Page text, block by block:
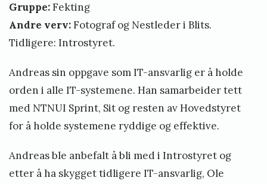
Gruppe:Fekting
Andre verv:Fotograf og Nestleder i Blits.
Tidligere: Introstyret.
Andreas sin oppgave som IT-ansvarlig er å holde
orden i alle IT-systemene. Han samarbeider tett
med NTNUI Sprint, Sit og resten av Hovedstyret
for å holde systemene ryddige og effektive.
Andreas ble anbefalt å bli med i Introstyret og
etter å ha skygget tidligere IT-ansvarlig, Ole